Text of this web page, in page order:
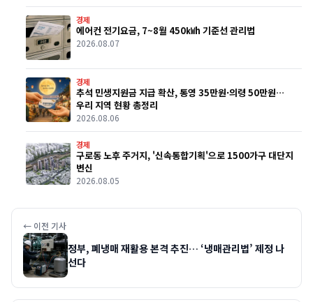
경제
에어컨 전기요금, 7~8월 450㎾h 기준선 관리법
2026.08.07
경제
추석 민생지원금 지급 확산, 통영 35만원·의령 50만원…
우리 지역 현황 총정리
2026.08.06
경제
구로동 노후 주거지, '신속통합기획'으로 1500가구 대단지
변신
2026.08.05
← 이전 기사
정부, 폐냉매 재활용 본격 추진… ‘냉매관리법’ 제정 나
선다